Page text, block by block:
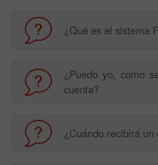
¿Qué es el sistema
¿Puedo yo, como
cuenta?
¿Cuándo recibirá